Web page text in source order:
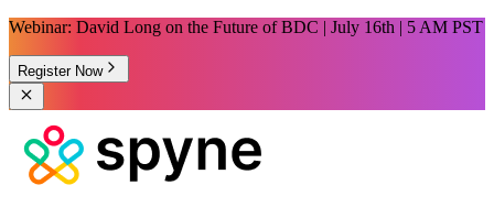
Webinar: David Long on the Future of BDC | July 16th | 5 AM PST
Register Now